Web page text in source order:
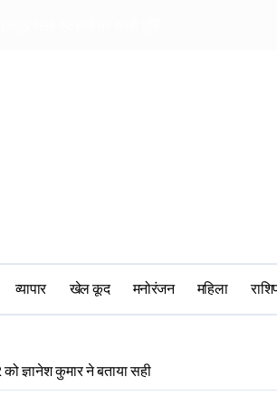
व्यापार खेल कूद मनोरंजन महिला
ज्ञानेश कुमार ने बताया सही